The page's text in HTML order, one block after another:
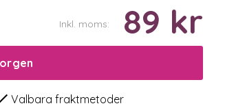
Inkl. moms: 89 kr
Valbara fraktmetoder